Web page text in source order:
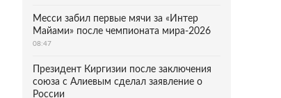
Месси забил первые мячи за «Интер
Майами» после чемпионата мира-2026
08:47
Президент Киргизии после заключения
союза с Алиевым сделал заявление о
России